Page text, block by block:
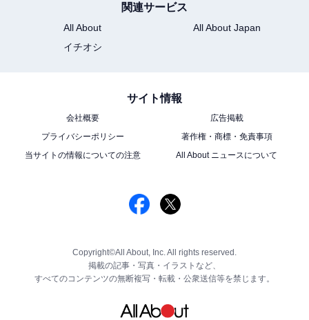
関連サービス
All About
All About Japan
イチオシ
サイト情報
会社概要
広告掲載
プライバシーポリシー
著作権・商標・免責事項
当サイトの情報についての注意
All About ニュースについて
Copyright©All About, Inc. All rights reserved.
掲載の記事・写真・イラストなど、
すべてのコンテンツの無断複写・転載・公衆送信等を禁じます。